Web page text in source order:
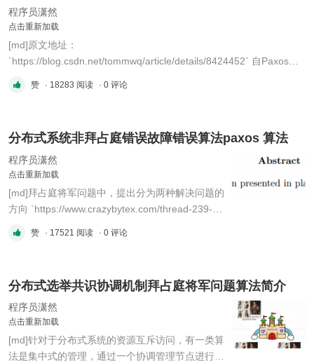
程序员潇然
点击重新加载
[md]原文地址：
`https://blog.csdn.net/tommwq/article/details/8424452` 自Paxos提
赞 · 18283 阅读 · 0 评论
分布式系统非拜占庭错误故障错误算法paxos 算法
程序员潇然
点击重新加载
[md]拜占庭将军问题中，提出分为两种解决问题的
方向 `https://www.crazybytex.com/thread-239-1-
Paxos就是一种非拜占庭错误 ...
赞 · 17521 阅读 · 0 评论
分布式选举共识协调机制拜占庭将军问题算法简介
程序员潇然
点击重新加载
[md]针对于分布式系统的资源互斥访问，有一类算
法是集中式的管理，通过一个协调管理节点进行一